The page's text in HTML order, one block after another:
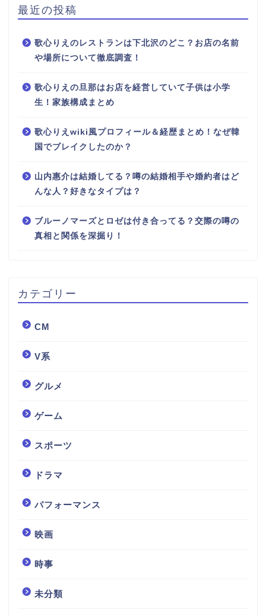
最近の投稿
歌心りえのレストランは下北沢のどこ？お店の名前
や場所について徹底調査！
歌心りえの旦那はお店を経営していて子供は小学
生！家族構成まとめ
歌心りえwiki風プロフィール＆経歴まとめ！なぜ韓
国でブレイクしたのか？
山内惠介は結婚してる？噂の結婚相手や婚約者はど
んな人？好きなタイプは？
ブルーノマーズとロゼは付き合ってる？交際の噂の
真相と関係を深掘り！
カテゴリー
CM
V系
グルメ
ゲーム
スポーツ
ドラマ
パフォーマンス
映画
時事
未分類